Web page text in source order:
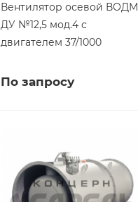
Вентилятор осевой ВОДМ
ДУ №12,5 мод.4 с
двигателем 37/1000
По запросу